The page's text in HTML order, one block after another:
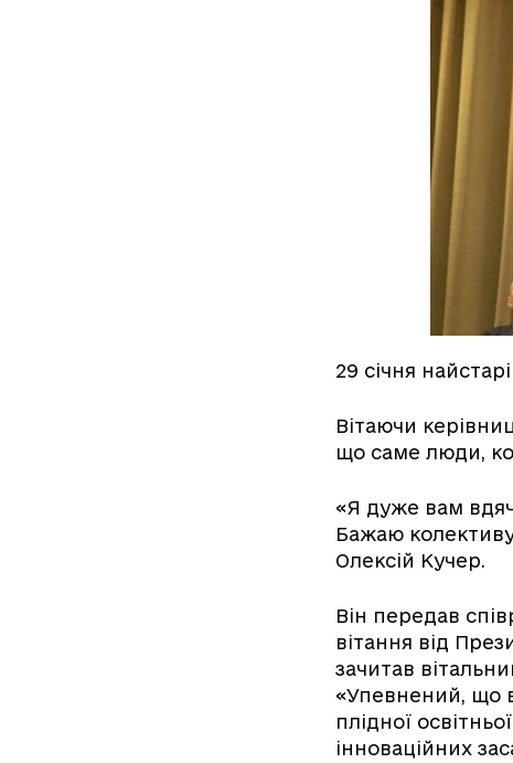
29 січня
Вітаючи
що саме люди,
«Я дуже вам
Бажаю
Олексій Кучер.
Він передав
вітання від
зачитав
«Упевнений, що
плідної
інноваційних